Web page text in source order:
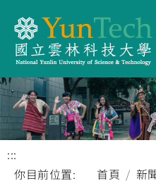
:::
你目前位置:
首頁 新